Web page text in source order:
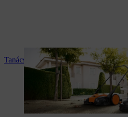
Tanácsadás és termékismertetés